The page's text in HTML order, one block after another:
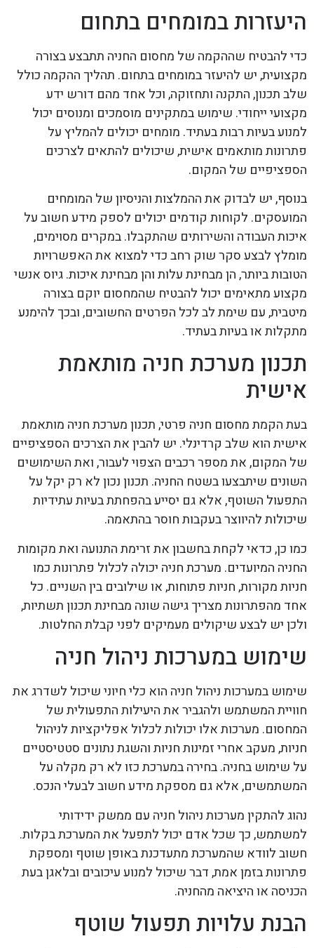
היעזרות במומחים בתחום
כדי להבטיח שההקמה של מחסום החניה תתבצע בצורה
מקצועית, יש להיעזר במומחים בתחום. תהליך ההקמה כולל
שלב תכנון, התקנה ותחזוקה, וכל אחד מהם דורש ידע
מקצועי ייחודי. שימוש במתקינים מוסמכים ומנוסים יכול
למנוע בעיות רבות בעתיד. מומחים יכולים להמליץ על
פתרונות מותאמים אישית, שיכולים להתאים לצרכים
הספציפיים של המקום.
בנוסף, יש לבדוק את ההמלצות והניסיון של המומחים
המועסקים. לקוחות קודמים יכולים לספק מידע חשוב על
איכות העבודה והשירותים שהתקבלו. במקרים מסוימים,
מומלץ לבצע סקר שוק רחב כדי למצוא את האפשרויות
הטובות ביותר, הן מבחינת עלות והן מבחינת איכות. גיוס אנשי
מקצוע מתאימים יכול להבטיח שהמחסום יוקם בצורה
מיטבית, עם שימת לב לכל הפרטים החשובים, ובכך להימנע
מתקלות או בעיות בעתיד.
תכנון מערכת חניה מותאמת
אישית
בעת הקמת מחסום חניה פרטי, תכנון מערכת חניה מותאמת
אישית הוא שלב קרדינלי. יש להבין את הצרכים הספציפיים
של המקום, את מספר רכבים הצפוי לעבור, ואת השימושים
השונים שיתבצעו בשטח החניה. תכנון נכון לא רק יקל על
התפעול השוטף, אלא גם יסייע בהפחתת בעיות עתידיות
שיכולות להיווצר בעקבות חוסר בהתאמה.
כמו כן, כדאי לקחת בחשבון את זרימת התנועה ואת מקומות
החניה המיועדים. מערכת חניה יכולה לכלול פתרונות כמו
חניות מקורות, חניות פתוחות, או שילובים בין השניים. כל
אחד מהפתרונות מצריך גישה שונה מבחינת תכנון תשתיות,
ולכן יש לבצע שיקולים מעמיקים לפני קבלת החלטות.
שימוש במערכות ניהול חניה
שימוש במערכות ניהול חניה הוא כלי חיוני שיכול לשדרג את
חוויית המשתמש ולהגביר את היעילות התפעולית של
המחסום. מערכות אלו יכולות לכלול אפליקציות לניהול
חניות, מעקב אחרי זמינות חניות והשגת נתונים סטטיסטיים
על שימוש בחניה. בחירה במערכת כזו לא רק מקלה על
המשתמשים, אלא גם מספקת מידע חשוב לבעלי הנכס.
נהוג להתקין מערכות ניהול חניה עם ממשק ידידותי
למשתמש, כך שכל אדם יכול לתפעל את המערכת בקלות.
חשוב לוודא שהמערכת מתעדכנת באופן שוטף ומספקת
פתרונות בזמן אמת, דבר שיכול למנוע עיכובים ובלאגן בעת
הכניסה או היציאה מהחניה.
הבנת עלויות תפעול שוטף